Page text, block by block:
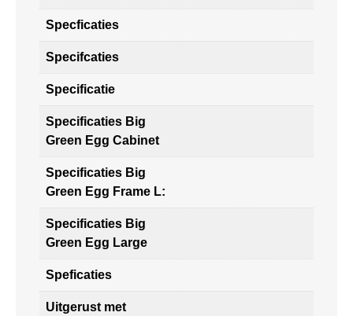
Specficaties
Specifcaties
Specificatie
Specificaties Big
Green Egg Cabinet
Specificaties Big
Green Egg Frame L:
Specificaties Big
Green Egg Large
Speficaties
Uitgerust met